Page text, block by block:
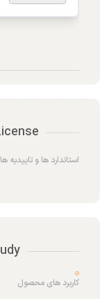
استاندارد ها و
کاربرد های محصول